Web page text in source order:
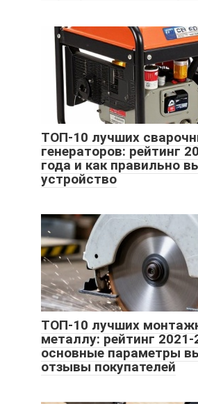
ТОП-10 лучших
генераторов: рейтинг
года и как правильно
устройство
ТОП-10 лучших
металлу: рейтинг 2021-
основные параметры
отзывы покупателей